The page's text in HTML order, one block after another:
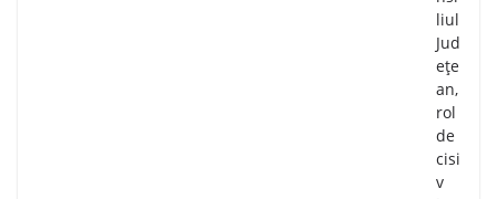
liul
Jud
ețe
an,
rol
de
cisi
v